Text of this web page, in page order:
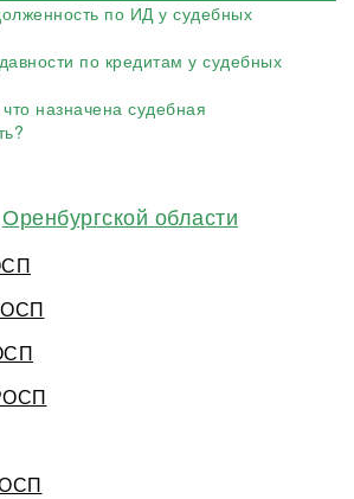
по ИД у судебных
по кредитам у судебных
что назначена судебная
Оренбургской области